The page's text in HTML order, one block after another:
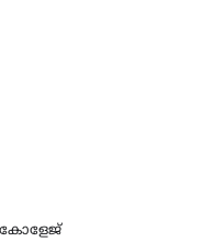
കോളേജ്